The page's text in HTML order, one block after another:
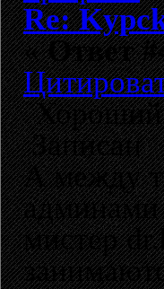
Re:
«Ответ
Хороший
Записан
А между
админами
мистер